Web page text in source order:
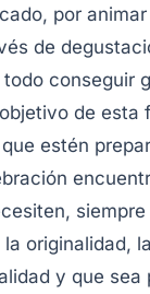
por
de
conseguir
de esta
estén
originalidad, la
y que sea